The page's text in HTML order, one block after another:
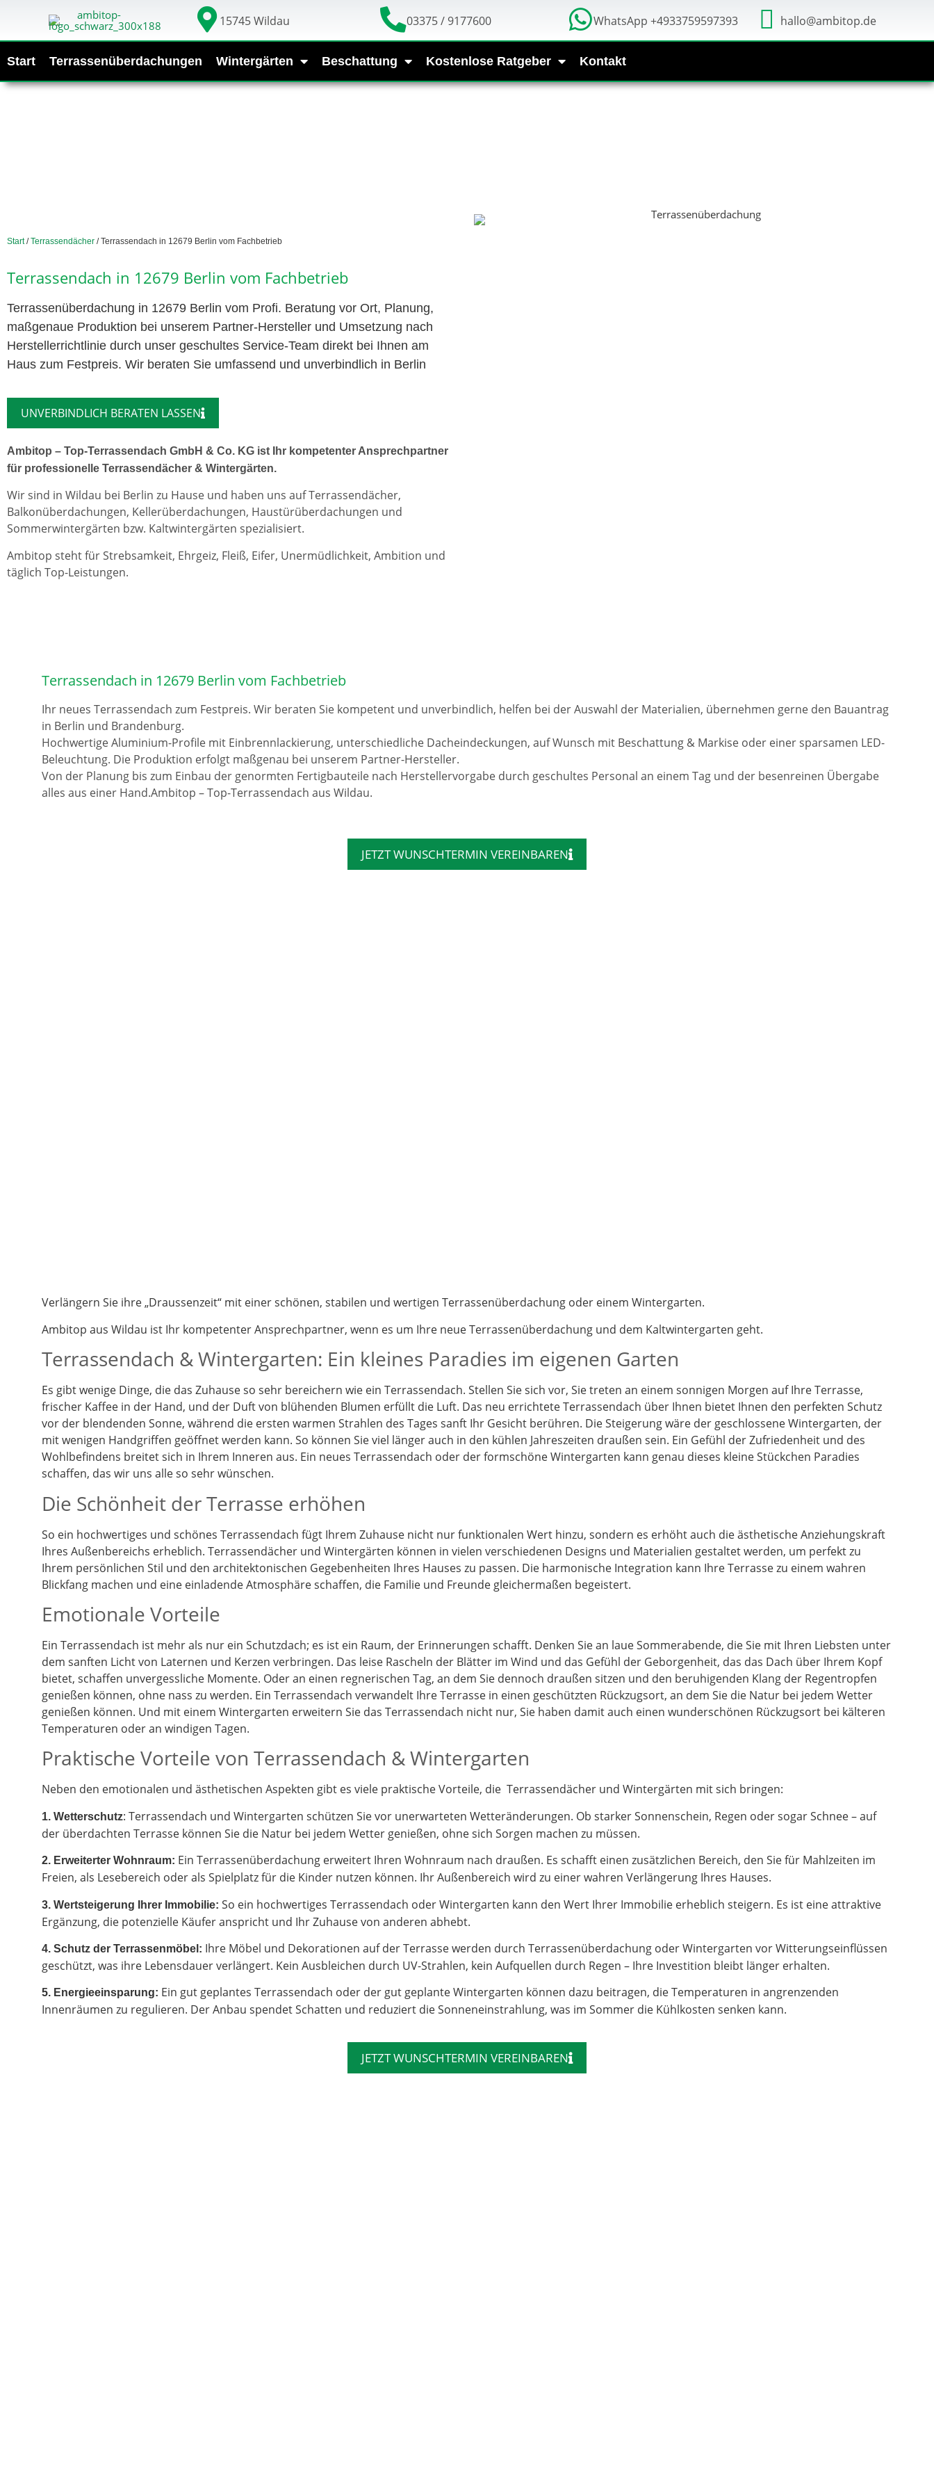
15745 Wildau 03375 / 9177600 WhatsApp +4933759597393 hallo@ambitop.de
Start Terrassenüberdachungen Wintergärten Beschattung Kostenlose Ratgeber Kontakt
Start/Terrassendächer / Terrassendach in 12679 Berlin vom Fachbetrieb
Terrassendach in 12679 Berlin vom Fachbetrieb
Terrassenüberdachung in 12679 Berlin vom Profi. Beratung vor Ort, Planung,
maßgenaue Produktion bei unserem Partner-Hersteller und Umsetzung nach
Herstellerrichtlinie durch unser geschultes Service-Team direkt bei Ihnen am
Haus zum Festpreis. Wir beraten Sie umfassend und unverbindlich in Berlin
UNVERBINDLICH BERATEN LASSEN
Ambitop – Top-Terrassendach GmbH & Co. KG ist Ihr kompetenter Ansprechpartner
für professionelle Terrassendächer & Wintergärten.
Wir sind in Wildau bei Berlin zu Hause und haben uns auf Terrassendächer,
Balkonüberdachungen, Kellerüberdachungen, Haustürüberdachungen und
Sommerwintergärten bzw. Kaltwintergärten spezialisiert.
Ambitop steht für Strebsamkeit, Ehrgeiz, Fleiß, Eifer, Unermüdlichkeit, Ambition und
täglich Top-Leistungen.
Terrassendach in 12679 Berlin vom Fachbetrieb
Ihr neues Terrassendach zum Festpreis. Wir beraten Sie kompetent und unverbindlich, helfen bei der Auswahl der Materialien, übernehmen gerne den Bauantrag
in Berlin und Brandenburg.
Hochwertige Aluminium-Profile mit Einbrennlackierung, unterschiedliche Dacheindeckungen, auf Wunsch mit Beschattung & Markise oder einer sparsamen LED-
Beleuchtung. Die Produktion erfolgt maßgenau bei unserem Partner-Hersteller.
Von der Planung bis zum Einbau der genormten Fertigbauteile nach Herstellervorgabe durch geschultes Personal an einem Tag und der besenreinen Übergabe
alles aus einer Hand.Ambitop – Top-Terrassendach aus Wildau.
JETZT WUNSCHTERMIN VEREINBAREN
Verlängern Sie ihre „Draussenzeit“ mit einer schönen, stabilen und wertigen Terrassenüberdachung oder einem Wintergarten.
Ambitop aus Wildau ist Ihr kompetenter Ansprechpartner, wenn es um Ihre neue Terrassenüberdachung und dem Kaltwintergarten geht.
Terrassendach & Wintergarten: Ein kleines Paradies im eigenen Garten
Es gibt wenige Dinge, die das Zuhause so sehr bereichern wie ein Terrassendach. Stellen Sie sich vor, Sie treten an einem sonnigen Morgen auf Ihre Terrasse,
frischer Kaffee in der Hand, und der Duft von blühenden Blumen erfüllt die Luft. Das neu errichtete Terrassendach über Ihnen bietet Ihnen den perfekten Schutz
vor der blendenden Sonne, während die ersten warmen Strahlen des Tages sanft Ihr Gesicht berühren. Die Steigerung wäre der geschlossene Wintergarten, der
mit wenigen Handgriffen geöffnet werden kann. So können Sie viel länger auch in den kühlen Jahreszeiten draußen sein. Ein Gefühl der Zufriedenheit und des
Wohlbefindens breitet sich in Ihrem Inneren aus. Ein neues Terrassendach oder der formschöne Wintergarten kann genau dieses kleine Stückchen Paradies
schaffen, das wir uns alle so sehr wünschen.
Die Schönheit der Terrasse erhöhen
So ein hochwertiges und schönes Terrassendach fügt Ihrem Zuhause nicht nur funktionalen Wert hinzu, sondern es erhöht auch die ästhetische Anziehungskraft
Ihres Außenbereichs erheblich. Terrassendächer und Wintergärten können in vielen verschiedenen Designs und Materialien gestaltet werden, um perfekt zu
Ihrem persönlichen Stil und den architektonischen Gegebenheiten Ihres Hauses zu passen. Die harmonische Integration kann Ihre Terrasse zu einem wahren
Blickfang machen und eine einladende Atmosphäre schaffen, die Familie und Freunde gleichermaßen begeistert.
Emotionale Vorteile
Ein Terrassendach ist mehr als nur ein Schutzdach; es ist ein Raum, der Erinnerungen schafft. Denken Sie an laue Sommerabende, die Sie mit Ihren Liebsten unter
dem sanften Licht von Laternen und Kerzen verbringen. Das leise Rascheln der Blätter im Wind und das Gefühl der Geborgenheit, das das Dach über Ihrem Kopf
bietet, schaffen unvergessliche Momente. Oder an einen regnerischen Tag, an dem Sie dennoch draußen sitzen und den beruhigenden Klang der Regentropfen
genießen können, ohne nass zu werden. Ein Terrassendach verwandelt Ihre Terrasse in einen geschützten Rückzugsort, an dem Sie die Natur bei jedem Wetter
genießen können. Und mit einem Wintergarten erweitern Sie das Terrassendach nicht nur, Sie haben damit auch einen wunderschönen Rückzugsort bei kälteren
Temperaturen oder an windigen Tagen.
Praktische Vorteile von Terrassendach & Wintergarten
Neben den emotionalen und ästhetischen Aspekten gibt es viele praktische Vorteile, die Terrassendächer und Wintergärten mit sich bringen:
1. Wetterschutz: Terrassendach und Wintergarten schützen Sie vor unerwarteten Wetteränderungen. Ob starker Sonnenschein, Regen oder sogar Schnee – auf
der überdachten Terrasse können Sie die Natur bei jedem Wetter genießen, ohne sich Sorgen machen zu müssen.
2. Erweiterter Wohnraum: Ein Terrassenüberdachung erweitert Ihren Wohnraum nach draußen. Es schafft einen zusätzlichen Bereich, den Sie für Mahlzeiten im
Freien, als Lesebereich oder als Spielplatz für die Kinder nutzen können. Ihr Außenbereich wird zu einer wahren Verlängerung Ihres Hauses.
3. Wertsteigerung Ihrer Immobilie: So ein hochwertiges Terrassendach oder Wintergarten kann den Wert Ihrer Immobilie erheblich steigern. Es ist eine attraktive
Ergänzung, die potenzielle Käufer anspricht und Ihr Zuhause von anderen abhebt.
4. Schutz der Terrassenmöbel: Ihre Möbel und Dekorationen auf der Terrasse werden durch Terrassenüberdachung oder Wintergarten vor Witterungseinflüssen
geschützt, was ihre Lebensdauer verlängert. Kein Ausbleichen durch UV-Strahlen, kein Aufquellen durch Regen – Ihre Investition bleibt länger erhalten.
5. Energieeinsparung: Ein gut geplantes Terrassendach oder der gut geplante Wintergarten können dazu beitragen, die Temperaturen in angrenzenden
Innenräumen zu regulieren. Der Anbau spendet Schatten und reduziert die Sonneneinstrahlung, was im Sommer die Kühlkosten senken kann.
JETZT WUNSCHTERMIN VEREINBAREN